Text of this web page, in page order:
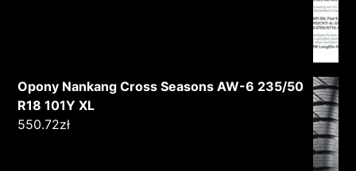
Opony Nankang Cross Seasons AW-6 235/50
R18 101Y XL
550.72zł